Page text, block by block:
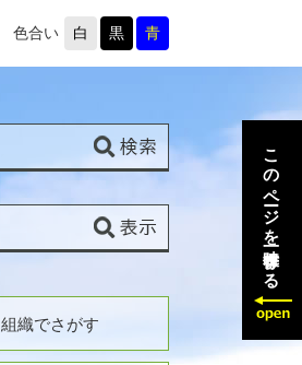
色合い 白 黒 青
組織でさがす
このページを一時保存する